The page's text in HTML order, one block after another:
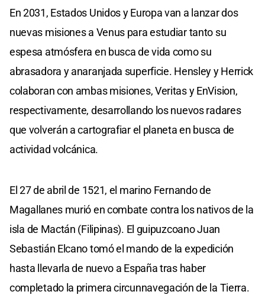
En 2031, Estados Unidos y Europa van a lanzar dos
nuevas misiones a Venus para estudiar tanto su
espesa atmósfera en busca de vida como su
abrasadora y anaranjada superficie. Hensley y Herrick
colaboran con ambas misiones, Veritas y EnVision,
respectivamente, desarrollando los nuevos radares
que volverán a cartografiar el planeta en busca de
actividad volcánica.
El 27 de abril de 1521, el marino Fernando de
Magallanes murió en combate contra los nativos de la
isla de Mactán (Filipinas). El guipuzcoano Juan
Sebastián Elcano tomó el mando de la expedición
hasta llevarla de nuevo a España tras haber
completado la primera circunnavegación de la Tierra.